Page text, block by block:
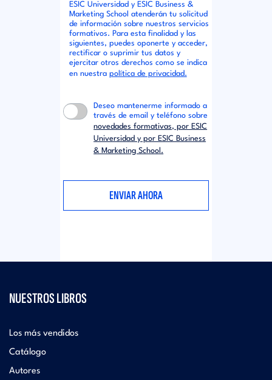
ESIC Universidad y ESIC Business &
Marketing School atenderán tu solicitud
de información sobre nuestros servicios
formativos. Para esta finalidad y las
siguientes, puedes oponerte y acceder,
rectificar o suprimir tus datos y
ejercitar otros derechos como se indica
en nuestra política de privacidad.
Deseo mantenerme informado a
través de email y teléfono sobre
novedades formativas, por ESIC
Universidad y por ESIC Business
& Marketing School.
NUESTROS LIBROS
Los más vendidos
Catálogo
Autores